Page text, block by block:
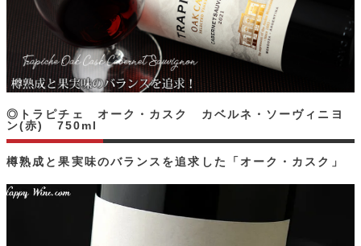
樽熟成と果実味のバランスを追求した「オーク・カスク」
◎トラピチェ オーク・カスク カベルネ・ソーヴィニヨ
ン(赤) 750ml